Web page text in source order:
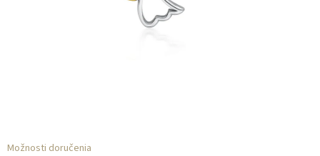
Možnosti doručenia